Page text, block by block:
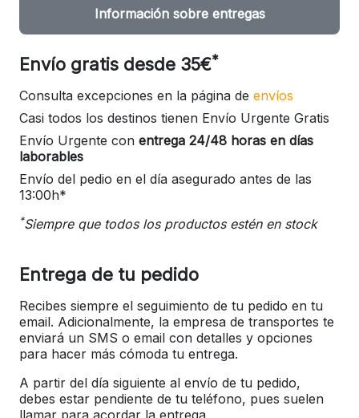
Información sobre entregas
Envío gratis desde 35€*
Consulta excepciones en la página de envíos
Casi todos los destinos tienen Envío Urgente Gratis
Envío Urgente con entrega 24/48 horas en días
laborables
Envío del pedio en el día asegurado antes de las
13:00h*
*Siempre que todos los productos estén en stock
Entrega de tu pedido
Recibes siempre el seguimiento de tu pedido en tu
email. Adicionalmente, la empresa de transportes te
enviará un SMS o email con detalles y opciones
para hacer más cómoda tu entrega.
A partir del día siguiente al envío de tu pedido,
debes estar pendiente de tu teléfono, pues suelen
llamar para acordar la entrega.